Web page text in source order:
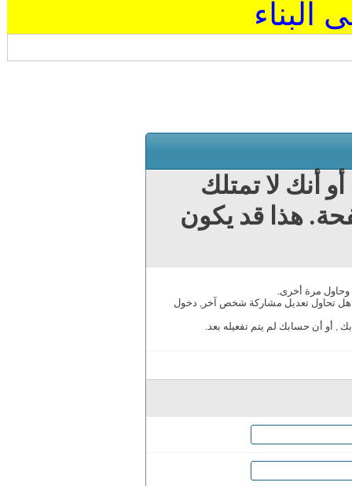
أنك لا تمتلك
هذا قد يكون
مرة أخرى.
تحاول تعديل مشاركة شخص آخر, دخول
أو أن حسابك لم يتم تفعيله بعد.